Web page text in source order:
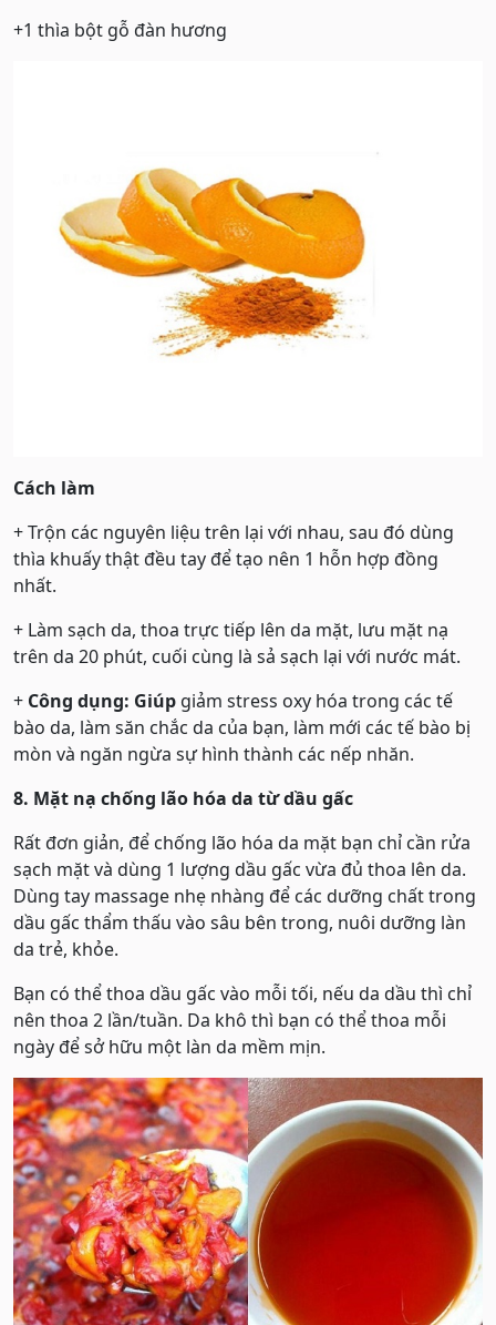
+1 thìa bột gỗ đàn hương
Cách làm
+ Trộn các nguyên liệu trên lại với nhau, sau đó dùng
thìa khuấy thật đều tay để tạo nên 1 hỗn hợp đồng
nhất.
+ Làm sạch da, thoa trực tiếp lên da mặt, lưu mặt nạ
trên da 20 phút, cuối cùng là sả sạch lại với nước mát.
+ Công dụng: Giúp giảm stress oxy hóa trong các tế
bào da, làm săn chắc da của bạn, làm mới các tế bào bị
mòn và ngăn ngừa sự hình thành các nếp nhăn.
8. Mặt nạ chống lão hóa da từ dầu gấc
Rất đơn giản, để chống lão hóa da mặt bạn chỉ cần rửa
sạch mặt và dùng 1 lượng dầu gấc vừa đủ thoa lên da.
Dùng tay massage nhẹ nhàng để các dưỡng chất trong
dầu gấc thẩm thấu vào sâu bên trong, nuôi dưỡng làn
da trẻ, khỏe.
Bạn có thể thoa dầu gấc vào mỗi tối, nếu da dầu thì chỉ
nên thoa 2 lần/tuần. Da khô thì bạn có thể thoa mỗi
ngày để sở hữu một làn da mềm mịn.